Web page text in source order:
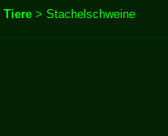
Tiere > Stachelschweine